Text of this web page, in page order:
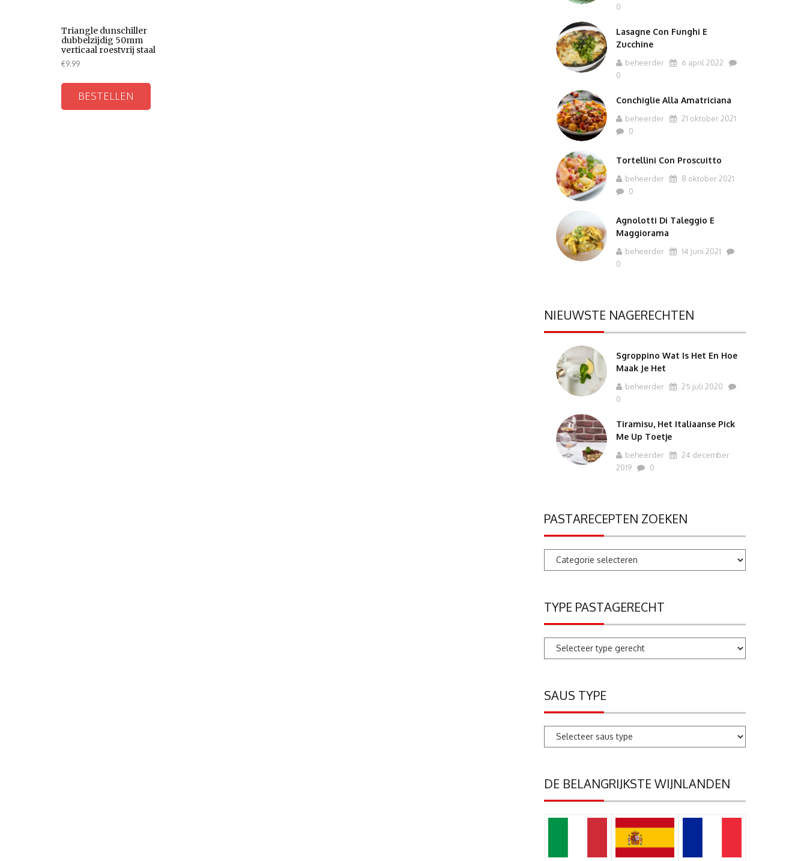
Triangle dunschiller
dubbelzijdig 50mm
verticaal roestvrij staal
€9.99
BESTELLEN
0
Lasagne Con Funghi E
Zucchine
beheerder
6 april 2022
0
Conchiglie Alla Amatriciana
beheerder
21 oktober 2021
0
Tortellini Con Proscuitto
beheerder
8 oktober 2021
0
Agnolotti Di Taleggio E
Maggiorama
beheerder
14 juni 2021
0
NIEUWSTE NAGERECHTEN
Sgroppino Wat Is Het En Hoe
Maak Je Het
beheerder
25 juli 2020
0
Tiramisu, Het Italiaanse Pick
Me Up Toetje
beheerder
24 december
2019
0
PASTARECEPTEN ZOEKEN
Pastarecepten
TYPE PASTAGERECHT
SAUS TYPE
DE BELANGRIJKSTE WIJNLANDEN